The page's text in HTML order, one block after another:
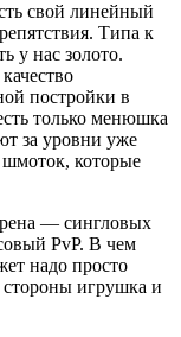
свой линейный
Типа к
у нас золото.
постройки в
только менюшка
за уровни уже
которые
— сингловых
PvP. В чем
надо просто
стороны игрушка и